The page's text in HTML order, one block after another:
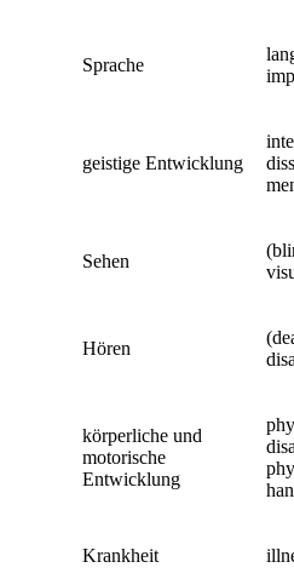
Sprache
geistige Entwicklung
Sehen
Hören
körperliche und
motorische
Entwicklung
Krankheit